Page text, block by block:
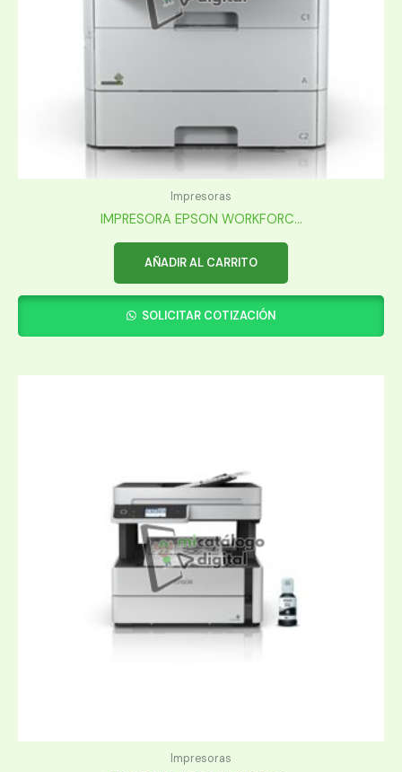
Impresoras
IMPRESORA EPSON WORKFORC...
AÑADIR AL CARRITO
SOLICITAR COTIZACIÓN
Impresoras